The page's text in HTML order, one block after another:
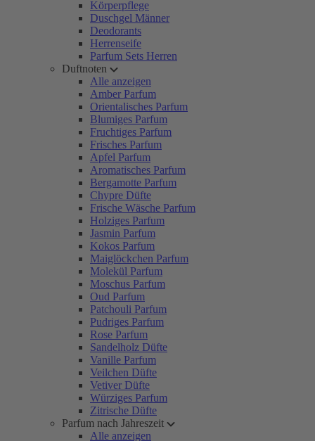
Körperpflege
Duschgel Männer
Deodorants
Herrenseife
Parfum Sets Herren
Duftnoten
Alle anzeigen
Amber Parfum
Orientalisches Parfum
Blumiges Parfum
Fruchtiges Parfum
Frisches Parfum
Apfel Parfum
Aromatisches Parfum
Bergamotte Parfum
Chypre Düfte
Frische Wäsche Parfum
Holziges Parfum
Jasmin Parfum
Kokos Parfum
Maiglöckchen Parfum
Molekül Parfum
Moschus Parfum
Oud Parfum
Patchouli Parfum
Pudriges Parfum
Rose Parfum
Sandelholz Düfte
Vanille Parfum
Veilchen Düfte
Vetiver Düfte
Würziges Parfum
Zitrische Düfte
Parfum nach Jahreszeit
Alle anzeigen